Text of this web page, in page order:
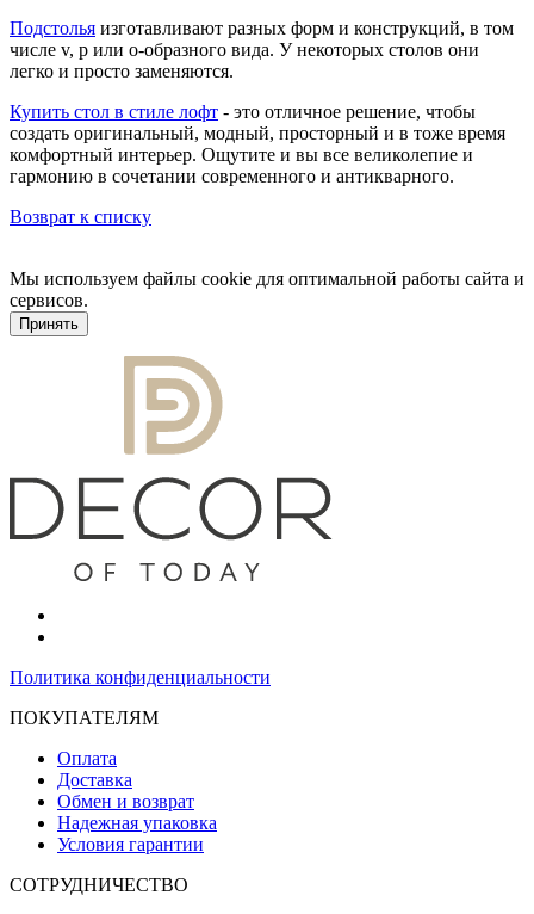
Подстолья изготавливают разных форм и конструкций, в том
числе v, p или o-образного вида. У некоторых столов они
легко и просто заменяются.
Купить стол в стиле лофт - это отличное решение, чтобы
создать оригинальный, модный, просторный и в тоже время
комфортный интерьер. Ощутите и вы все великолепие и
гармонию в сочетании современного и антикварного.
Возврат к списку
Мы используем файлы cookie для оптимальной работы сайта и
сервисов.
Принять
Политика конфиденциальности
ПОКУПАТЕЛЯМ
Оплата
Доставка
Обмен и возврат
Надежная упаковка
Условия гарантии
СОТРУДНИЧЕСТВО